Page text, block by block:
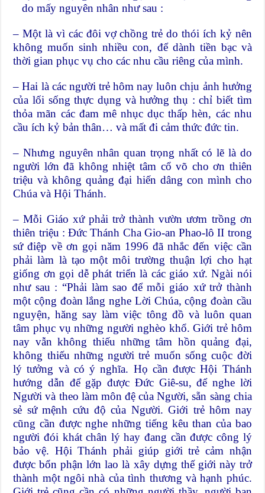
do mấy nguyên nhân như sau :
– Một là vì các đôi vợ chồng trẻ do thói ích kỷ nên
không muốn sinh nhiều con, để dành tiền bạc và
thời gian phục vụ cho các nhu cầu riêng của mình.
– Hai là các người trẻ hôm nay luôn chịu ảnh hưởng
của lối sống thực dụng và hưởng thụ : chỉ biết tìm
thỏa mãn các đam mê nhục dục thấp hèn, các nhu
cầu ích kỷ bản thân… và mất đi cảm thức đức tin.
– Nhưng nguyên nhân quan trọng nhất có lẽ là do
người lớn đã không nhiệt tâm cổ võ cho ơn thiên
triệu và không quảng đại hiến dâng con mình cho
Chúa và Hội Thánh.
– Mỗi Giáo xứ phải trở thành vườn ươm trồng ơn
thiên triệu : Đức Thánh Cha Gio-an Phao-lô II trong
sứ điệp về ơn gọi năm 1996 đã nhắc đến việc cần
phải làm là tạo một môi trường thuận lợi cho hạt
giống ơn gọi dễ phát triển là các giáo xứ. Ngài nói
như sau : “Phải làm sao để mỗi giáo xứ trở thành
một cộng đoàn lắng nghe Lời Chúa, cộng đoàn cầu
nguyện, hăng say làm việc tông đồ và luôn quan
tâm phục vụ những người nghèo khổ. Giới trẻ hôm
nay vẫn không thiếu những tâm hồn quảng đại,
không thiếu những người trẻ muốn sống cuộc đời
lý tưởng và có ý nghĩa. Họ cần được Hội Thánh
hướng dẫn để gặp được Đức Giê-su, để nghe lời
Người và theo làm môn đệ của Người, sẵn sàng chia
sẻ sứ mệnh cứu độ của Người. Giới trẻ hôm nay
cũng cần được nghe những tiếng kêu than của bao
người đói khát chân lý hay đang cần được công lý
bảo vệ. Hội Thánh phải giúp giới trẻ cảm nhận
được bổn phận lớn lao là xây dựng thế giới này trở
thành một ngôi nhà của tình thương và hạnh phúc.